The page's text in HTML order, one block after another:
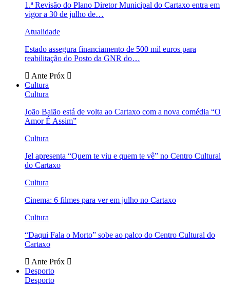
1.ª Revisão do Plano Diretor Municipal do Cartaxo entra em
vigor a 30 de julho de…
Atualidade
Estado assegura financiamento de 500 mil euros para
reabilitação do Posto da GNR do…
Ante Próx
Cultura
Cultura
João Baião está de volta ao Cartaxo com a nova comédia “O
Amor É Assim”
Cultura
Jel apresenta “Quem te viu e quem te vê” no Centro Cultural
do Cartaxo
Cultura
Cinema: 6 filmes para ver em julho no Cartaxo
Cultura
“Daqui Fala o Morto” sobe ao palco do Centro Cultural do
Cartaxo
Ante Próx
Desporto
Desporto